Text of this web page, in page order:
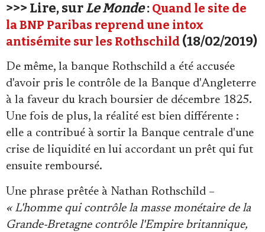
>>> Lire, surLe Monde: Quand le site de
la BNP Paribas reprend une intox
antisémite sur les Rothschild (18/02/2019)
De même, la banque Rothschild a été accusée
d'avoir pris le contrôle de la Banque d'Angleterre
à la faveur du krach boursier de décembre 1825.
Une fois de plus, la réalité est bien différente :
elle a contribué à sortir la Banque centrale d'une
crise de liquidité en lui accordant un prêt qui fut
ensuite remboursé.
Une phrase prêtée à Nathan Rothschild –
« L'homme qui contrôle la masse monétaire de la
Grande-Bretagne contrôle l'Empire britannique,